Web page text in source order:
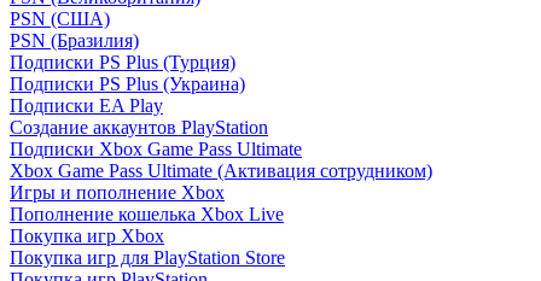
PSN (США)
PSN (Бразилия)
Подписки PS Plus (Турция)
Подписки PS Plus (Украина)
Подписки EA Play
Создание аккаунтов PlayStation
Подписки Xbox Game Pass Ultimate
Xbox Game Pass Ultimate (Активация сотрудником)
Игры и пополнение Xbox
Пополнение кошелька Xbox Live
Покупка игр Xbox
Покупка игр для PlayStation Store